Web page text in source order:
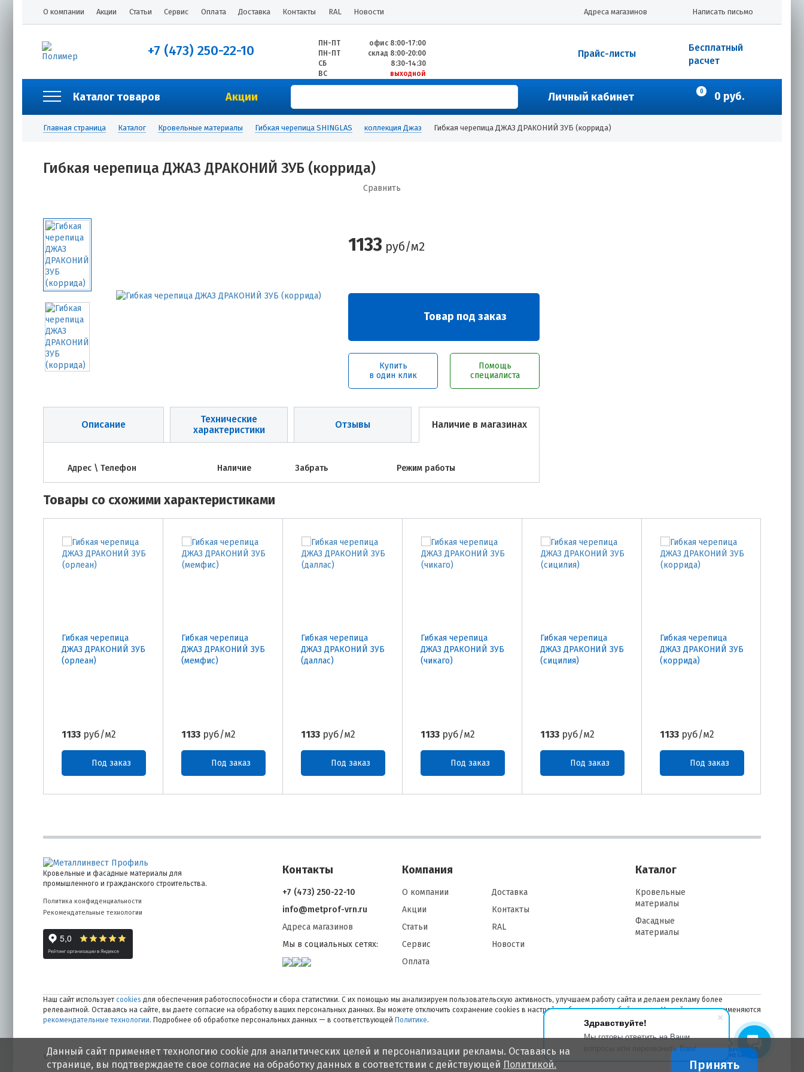
Здравствуйте!
Мы готовы ответить на Ваши
вопросы или перезвонить Вам!
О компании Акции Статьи Сервис Оплата Доставка Контакты RAL Новости Написать письмо
Адреса магазинов
+7 (473) 250-22-10 ПН-ПТ
офис 8:00-17:00
ПН-ПТ
склад 8:00-20:00
СБ
8:30-14:30
ВС
выходной
Бесплатный
расчет
Прайс-листы
Каталог товаров Акции Личный кабинет 0 0 руб.
Главная страница Каталог Кровельные материалы Гибкая черепица SHINGLAS коллекция Джаз Гибкая черепица ДЖАЗ ДРАКОНИЙ ЗУБ (коррида)
Гибкая черепица ДЖАЗ ДРАКОНИЙ ЗУБ (коррида)
Сравнить
1133 руб/м2
Товар под заказ
Купить
в один клик
Помощь
специалиста
Описание
Технические
характеристики
Отзывы Наличие в магазинах
Адрес \ Телефон Наличие Забрать Режим работы
Товары со схожими характеристиками
Гибкая черепица
ДЖАЗ ДРАКОНИЙ ЗУБ
(орлеан)
1133 руб/м2
Под заказ
Гибкая черепица
ДЖАЗ ДРАКОНИЙ ЗУБ
(мемфис)
1133 руб/м2
Под заказ
Гибкая черепица
ДЖАЗ ДРАКОНИЙ ЗУБ
(даллас)
1133 руб/м2
Под заказ
Гибкая черепица
ДЖАЗ ДРАКОНИЙ ЗУБ
(чикаго)
1133 руб/м2
Под заказ
Гибкая черепица
ДЖАЗ ДРАКОНИЙ ЗУБ
(сицилия)
1133 руб/м2
Под заказ
Гибкая черепица
ДЖАЗ ДРАКОНИЙ ЗУБ
(коррида)
1133 руб/м2
Под заказ
Кровельные и фасадные материалы для
промышленного и гражданского строительства.
Политика конфиденциальности
Рекомендательные технологии
Контакты
+7 (473) 250-22-10
info@metprof-vrn.ru
Адреса магазинов
Мы в социальных сетях:
Компания
О компании
Акции
Статьи
Сервис
Оплата
Доставка
Контакты
RAL
Новости
Каталог
Кровельные
материалы
Фасадные
материалы
Наш сайт использует cookies для обеспечения работоспособности и сбора статистики. С их помощью мы анализируем пользовательскую активность, улучшаем работу сайта и делаем рекламу более
релевантной. Оставаясь на сайте, вы даете согласие на обработку ваших персональных данных. Вы можете отключить сохранение cookies в настройках браузера в любой момент. На сайте также применяются
рекомендательные технологии. Подробнее об обработке персональных данных — в соответствующей Политике.
© 2006 — 2026. Металлинвест Профиль. Воронеж
Данный сайт применяет технологию cookie для аналитических целей и персонализации рекламы. Оставаясь на
странице, вы подтверждаете свое согласие на обработку данных в соответствии с действующей Политикой. Принять